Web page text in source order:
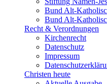
Bund Alt-
Bund Alt-
Recht & Verordnungen
Kirchenrecht
Datenschutz
Impressum
Christen heute